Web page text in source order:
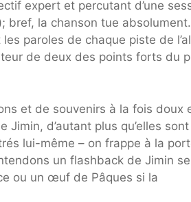
expert et percutant d’une
bref, la chanson tue
paroles de chaque piste de
de deux des points forts du
et de souvenirs à la fois doux
d’autant plus qu’elles sont
lui-même – on frappe à la
un flashback de Jimin se
ou un œuf de Pâques si la